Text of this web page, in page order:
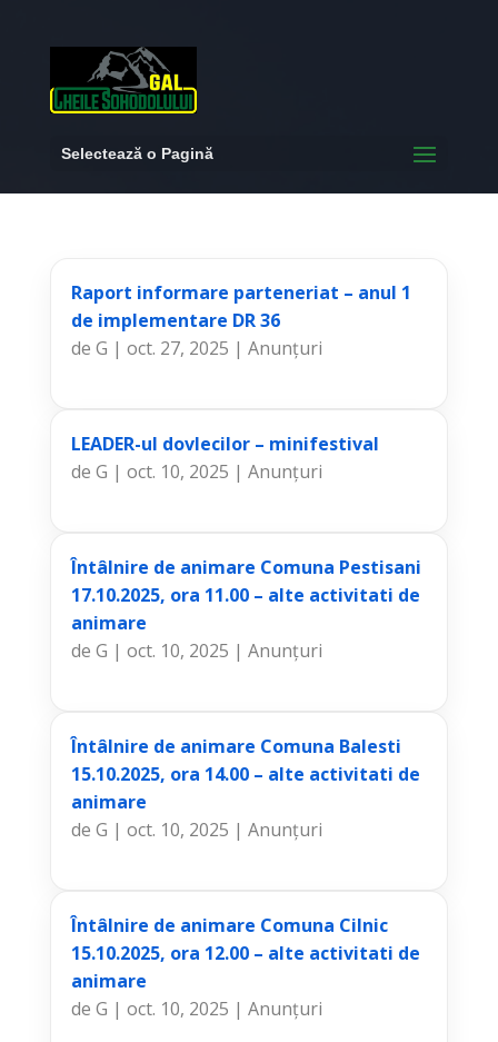
Selectează o Pagină
Raport informare parteneriat – anul 1
de implementare DR 36
de G | oct. 27, 2025 | Anunțuri
LEADER-ul dovlecilor – minifestival
de G | oct. 10, 2025 | Anunțuri
Întâlnire de animare Comuna Pestisani
17.10.2025, ora 11.00 – alte activitati de
animare
de G | oct. 10, 2025 | Anunțuri
Întâlnire de animare Comuna Balesti
15.10.2025, ora 14.00 – alte activitati de
animare
de G | oct. 10, 2025 | Anunțuri
Întâlnire de animare Comuna Cilnic
15.10.2025, ora 12.00 – alte activitati de
animare
de G | oct. 10, 2025 | Anunțuri